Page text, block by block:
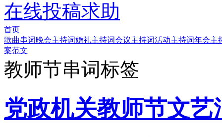
在线投稿求助
首页
歌曲串词晚会主持词婚礼主持词会议主持词活动主持词年会主
案范文
教师节串词标签
党政机关教师节文